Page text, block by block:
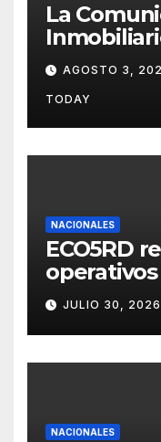
La
segundo
alianza y
AGOSTO 3,
TODAY
NACIONALES
ECO5RD
diferentes
JULIO 30, 2026
NACIONALES